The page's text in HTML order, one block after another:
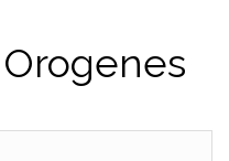
Orogenes